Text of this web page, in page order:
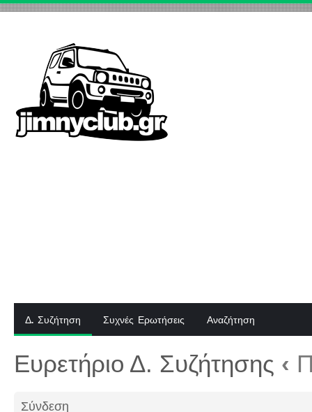
Δ. Συζήτηση Συχνές Ερωτήσεις Αναζήτηση
Ευρετήριο Δ. Συζήτησης ‹
Σύνδεση